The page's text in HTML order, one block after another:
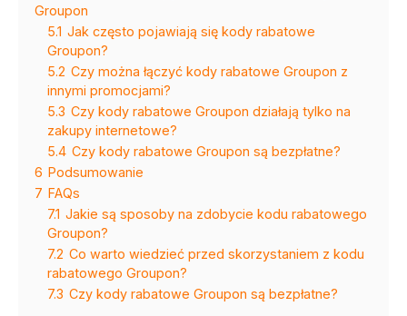
Groupon
5.1 Jak często pojawiają się kody rabatowe
Groupon?
5.2 Czy można łączyć kody rabatowe Groupon z
innymi promocjami?
5.3 Czy kody rabatowe Groupon działają tylko na
zakupy internetowe?
5.4 Czy kody rabatowe Groupon są bezpłatne?
6 Podsumowanie
7 FAQs
7.1 Jakie są sposoby na zdobycie kodu rabatowego
Groupon?
7.2 Co warto wiedzieć przed skorzystaniem z kodu
rabatowego Groupon?
7.3 Czy kody rabatowe Groupon są bezpłatne?